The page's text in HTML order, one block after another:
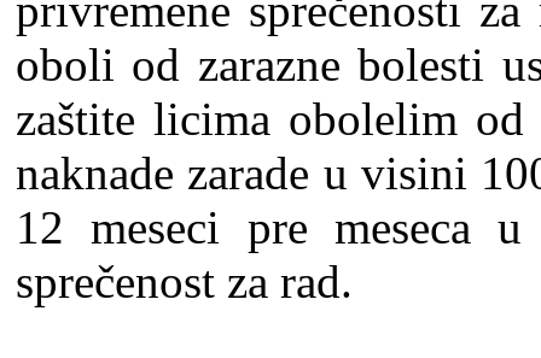
privremene sprečenosti
oboli od zarazne bolesti
zaštite licima obolelim od
naknade zarade u visini
12 meseci pre meseca
sprečenost za rad.